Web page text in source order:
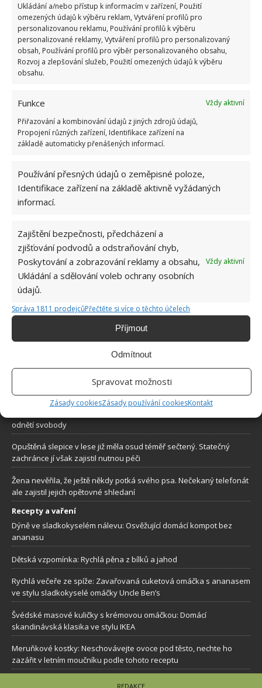
Ukládání a/nebo přístup k informacím v zařízení, Použití
omezených údajů k výběru reklam, Vytváření profilů pro
personalizovanou reklamu, Používání profilů k výběru
personalizované reklamy, Vytváření profilů pro personalizovaný
obsah, Používání profilů pro výběr personalizovaného obsahu,
Rozvoj a zlepšování služeb, Použití omezených údajů k výběru
obsahu.
Funkce
Vždy aktivní
Přiřazování a kombinování údajů z jiných zdrojů údajů,
Propojení různých zařízení, Identifikace zařízení na
základě automaticky přenášených informací.
Používání přesných údajů o zeměpisné poloze,
Identifikace zařízení na základě aktivně vyžádaných
informací.
Zajištění bezpečnosti, předcházení a
zjišťování podvodů a odstraňování chyb,
Poskytování a zobrazování reklamy a obsahu,
Ukládání a sdělování voleb ochrany osobních
údajů.
Vždy aktivní
Správa 1811 prodejcůPřečtěte si více o těchto účelech
Příjmout
Odmítnout
Spravovat možnosti
Zásady cookiesZásady používání cookiesKontakt
Díky vhodné přípravě nebudou letní horka
problém. Pomůže i zatemňování a načasované
větrání
Okurky a kopr se perfektně doplňují na zahradě
fantasticky
8.8.2026
O WEBU
Sháníte zajímavé tipy jak vylepšit Váš domov? Originální nápady,
aktuální trendy, praktické rady i inspirativní fotografie najdete na
stránkách internetového magazínu
Ženich se vykašlal na svou vlastní svatbu. Zhrzená nevěsta
okamžitě vymyslela geniální pomstu
odnětí svobody
Opuštěná slepice v lese již měla osud téměř sečtený. Statečný
zachránce jí však zajistil nutnou péči
Žena nevěřila, že ještě někdy potká svého psa. Nečekaný telefonát
ale zajistil jejich opětovné shledaní
Recepty a vaření
Dýně ve sladkokyselém nálevu: Osvěžující domácí kompot bez
ananasu
Dětská vzpomínka: Rychlá pěna z bílků a jahod
Rychlá večeře ze spíže: Zavařovaná cuketová omáčka s ananasem
ve stylu sladkokyselé omáčky Uncle Ben’s
Švédské masové kuličky s krémovou omáčkou: Domácí
skandinávská klasika ve stylu IKEA
Meruňkové kostky: Neschovávejte ovoce pod těsto, nechte ho
zazářit v letním moučníku podle tohoto receptu
REDAKCE